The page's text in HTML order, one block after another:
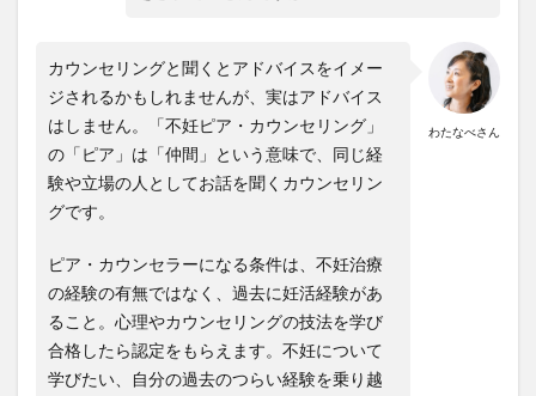
わたなべさん
カウンセリングと聞くとアドバイスをイメー
ジされるかもしれませんが、実はアドバイス
はしません。「不妊ピア・カウンセリング」
の「ピア」は「仲間」という意味で、同じ経
験や立場の人としてお話を聞くカウンセリン
グです。
ピア・カウンセラーになる条件は、不妊治療
の経験の有無ではなく、過去に妊活経験があ
ること。心理やカウンセリングの技法を学び
合格したら認定をもらえます。不妊について
学びたい、自分の過去のつらい経験を乗り越